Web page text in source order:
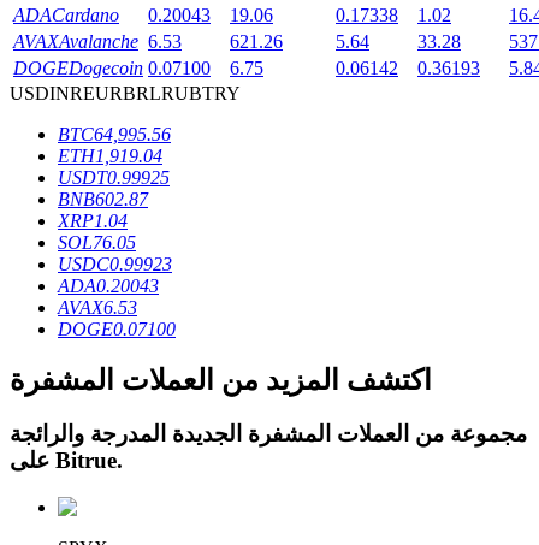
القروض
خدمة الاقتراض المدعومة بالعملات المشفرة
ADACardano 0.20043 19.06 0.17338 1.02
AVAXAvalanche 6.53 621.26 5.64 33.28
DOGEDogecoin 0.07100 6.75 0.06142 0.36193
USDINREURBRLRUBTRY
BTC64,995.56
ETH1,919.04
USDT0.99925
BNB602.87
XRP1.04
SOL76.05
USDC0.99923
ADA0.20043
AVAX6.53
DOGE0.07100
اكتشف المزيد من العملات المشفرة
مجموعة من العملات المشفرة الجديدة المدرجة والرائجة
Bitrue.